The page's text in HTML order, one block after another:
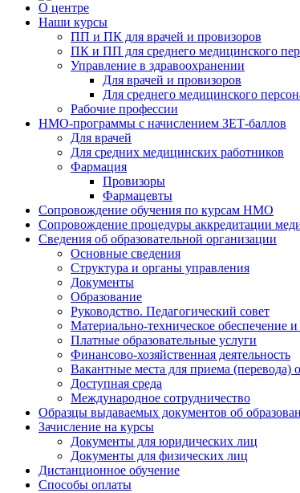
О центре
Наши курсы
ПП и ПК для врачей и провизоров
ПК и ПП для среднего медицинского
Управление в здравоохранении
Для врачей и провизоров
Для среднего медицинского
Рабочие профессии
НМО-программы с начислением ЗЕТ-баллов
Для врачей
Для средних медицинских работников
Фармация
Провизоры
Фармацевты
Сопровождение обучения по курсам НМО
Сопровождение процедуры аккредитации
Сведения об образовательной организации
Основные сведения
Структура и органы управления
Документы
Образование
Руководство. Педагогический совет
Материально-техническое обеспечение
Платные образовательные услуги
Финансово-хозяйственная деятельность
Вакантные места для приема (перевода)
Доступная среда
Международное сотрудничество
Образцы выдаваемых документов об
Зачисление на курсы
Документы для юридических лиц
Документы для физических лиц
Дистанционное обучение
Способы оплаты